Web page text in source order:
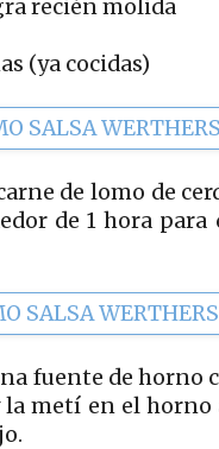
recién molida
(ya cocidas)
de lomo de
de 1 hora
fuente de horno
metí en el horno